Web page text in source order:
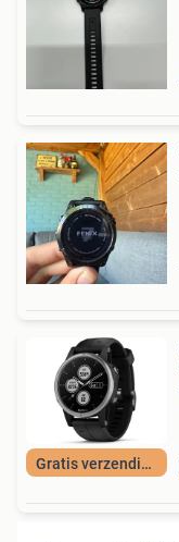
Gratis verzending